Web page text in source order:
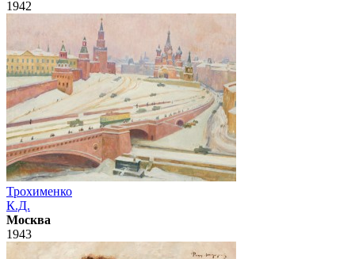
1942
Трохименко
К.Д.
Москва
1943